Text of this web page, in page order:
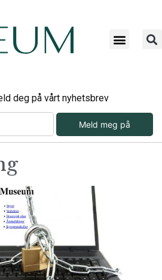
deg på vårt nyhetsbrev
Meld meg på